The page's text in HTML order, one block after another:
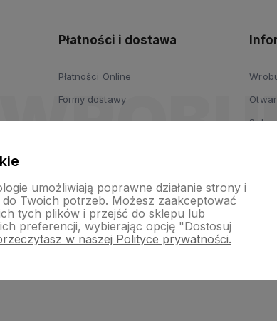
Płatności i dostawa
Płatności Online
Formy dostawy
umożliwiają poprawne działanie strony i
Twoich potrzeb. Możesz zaakceptować
tych plików i przejść do sklepu lub
preferencji, wybierając opcję "Dostosuj
w naszej Polityce prywatności.